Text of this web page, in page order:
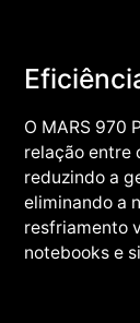
O MARS 970
relação entre
reduzindo a
eliminando a
resfriamento
notebooks e